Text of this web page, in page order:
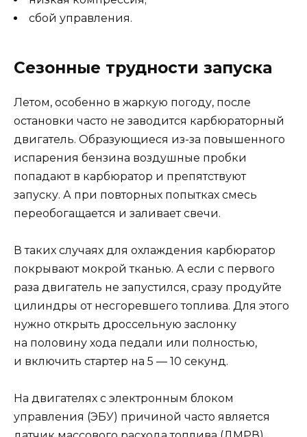
сбой управления.
Сезонные трудности запуска
Летом, особенно в жаркую погоду, после
остановки часто не заводится карбюраторный
двигатель. Образующиеся из-за повышенного
испарения бензина воздушные пробки
попадают в карбюратор и препятствуют
запуску. А при повторных попытках смесь
переобогащается и заливает свечи.
В таких случаях для охлаждения карбюратор
покрывают мокрой тканью. А если с первого
раза двигатель не запустился, сразу продуйте
цилиндры от несгоревшего топлива. Для этого
нужно открыть дроссельную заслонку
на половину хода педали или полностью,
и включить стартер на 5 — 10 секунд.
На двигателях с электронным блоком
управления (ЭБУ) причиной часто является